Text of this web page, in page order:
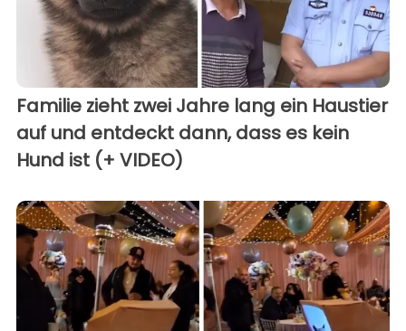
Familie zieht zwei Jahre lang ein Haustier
auf und entdeckt dann, dass es kein
Hund ist (+ VIDEO)